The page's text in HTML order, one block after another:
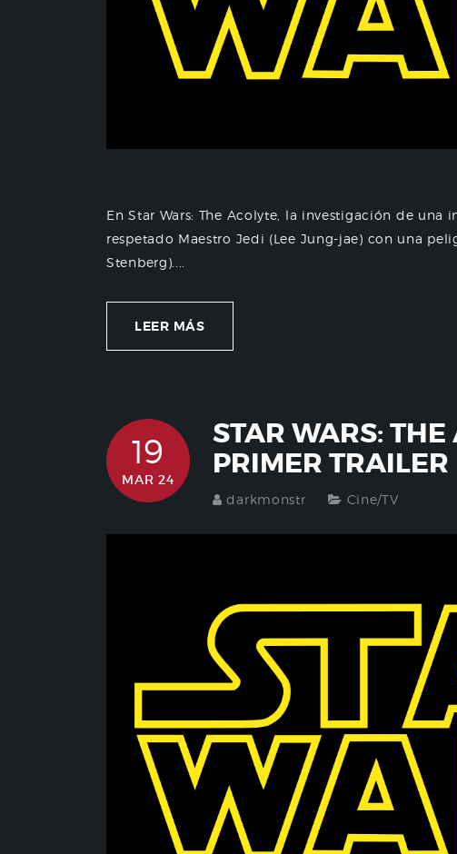
En Star Wars: The Acolyte, la investigación de
respetado Maestro Jedi (Lee Jung-jae) con una
Stenberg)....
LEER MÁS
19
MAR 24
STAR WARS:
PRIMER TRAILER
darkmonstr Cine/TV